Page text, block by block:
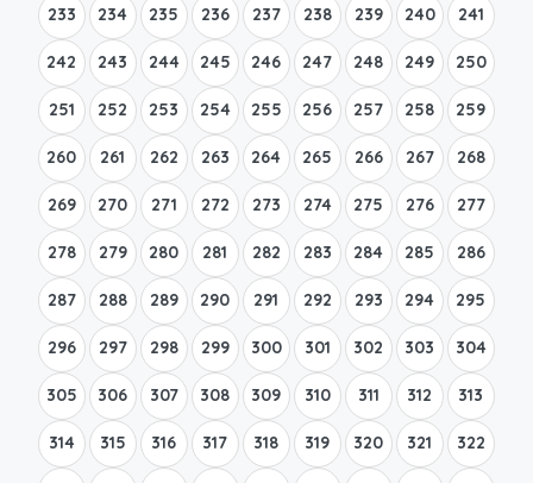
233 234 235 236 237 238 239 240 241
242 243 244 245 246 247 248 249 250
251 252 253 254 255 256 257 258 259
260 261 262 263 264 265 266 267 268
269 270 271 272 273 274 275 276 277
278 279 280 281 282 283 284 285 286
287 288 289 290 291 292 293 294 295
296 297 298 299 300 301 302 303 304
305 306 307 308 309 310 311 312 313
314 315 316 317 318 319 320 321 322